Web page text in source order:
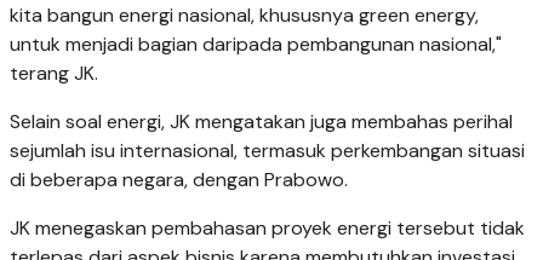
kita bangun energi nasional, khususnya green energy,
untuk menjadi bagian daripada pembangunan nasional,"
terang JK.
Selain soal energi, JK mengatakan juga membahas perihal
sejumlah isu internasional, termasuk perkembangan situasi
di beberapa negara, dengan Prabowo.
JK menegaskan pembahasan proyek energi tersebut tidak